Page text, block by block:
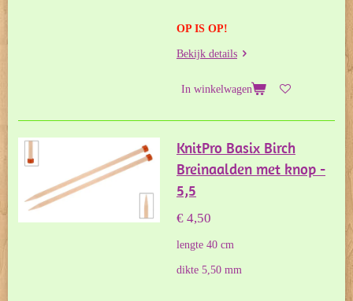
OP IS OP!
Bekijk details
In winkelwagen
KnitPro Basix Birch
Breinaalden met knop -
5,5
€ 4,50
lengte 40 cm
dikte 5,50 mm